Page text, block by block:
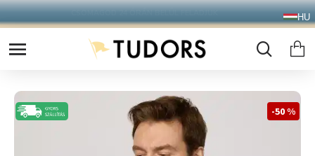
10.000 Ft FELETT INGYENES SZÁLLÍTÁS
FOXPOST CSOMAGAUTOMATÁBA !
HU
-50 %